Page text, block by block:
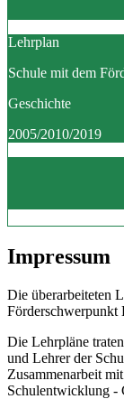
Lehrplan
Schule mit dem
Geschichte
2005/2010/2019
Impressum
Die überarbeiteten
Förderschwerpunkt
Die Lehrpläne
und Lehrer der
Zusammenarbeit
Schulentwicklung -